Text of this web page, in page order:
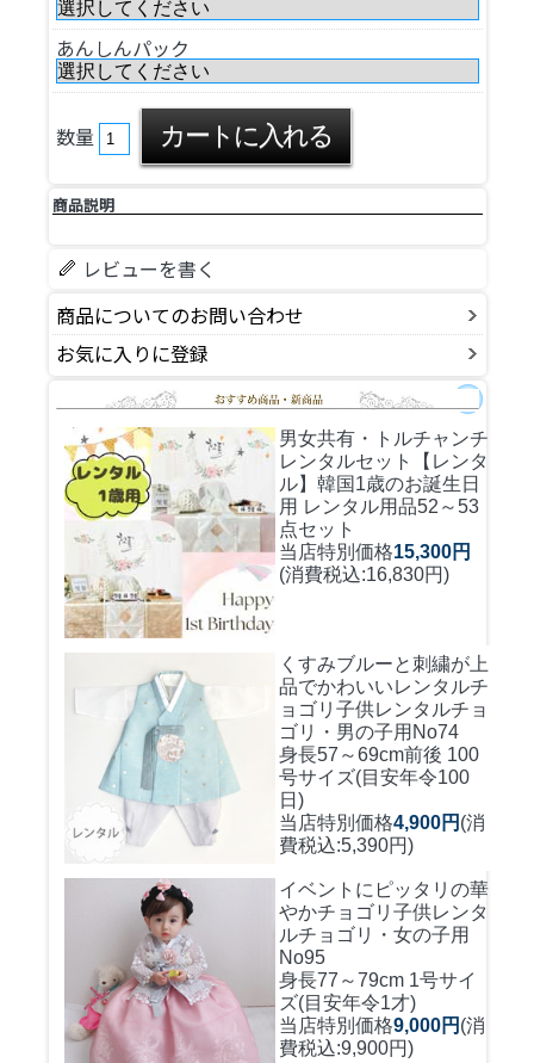
あんしんパック
数量
商品説明
レビューを書く
商品についてのお問い合わせ
お気に入りに登録
男女共有・トルチャンチ
レンタルセット
【レンタ
ル】韓国1歳のお誕生日
用 レンタル用品52～53
点セット
当店特別価格15,300円
(消費税込:16,830円)
くすみブルーと刺繍が上
品でかわいいレンタルチ
ョゴリ 子供レンタルチョ
ゴリ・男の子用No74
身長57～69cm前後 100
号サイズ(目安年令100
日)
当店特別価格4,900円 (消
費税込:5,390円)
イベントにピッタリの華
やかチョゴリ 子供レンタ
ルチョゴリ・女の子用
No95
身長77～79cm 1号サイ
ズ(目安年令1才)
当店特別価格9,000円 (消
費税込:9,900円)